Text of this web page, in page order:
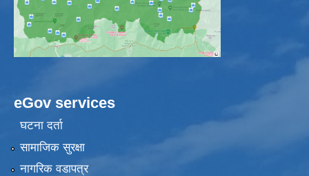
eGov services
घटना दर्ता
सामाजिक सुरक्षा
नागरिक वडापत्र